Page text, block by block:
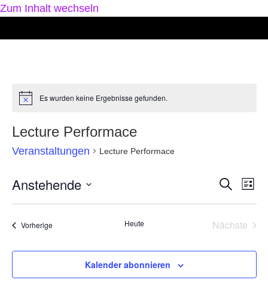
Zum Inhalt wechseln
HinweisEs wurden keine Ergebnisse gefunden.
Lecture Performace
Veranstaltungen Lecture Performace
und
Suche
Liste
Anstehende
VorherigeVeranstaltungen Heute Nächste
Kalender abonnieren